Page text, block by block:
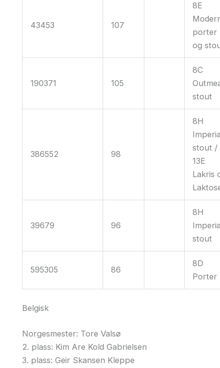
43453 107
8E
porter
og
190371 105
8C
stout
386552 98
8H
stout /
13E
Lakris
39679 96
8H
stout
595305 86
8D
Porter
Belgisk
Norgesmester: Tore Valsø
2. plass: Kim Are Kold Gabrielsen
3. plass: Geir Skansen Kleppe